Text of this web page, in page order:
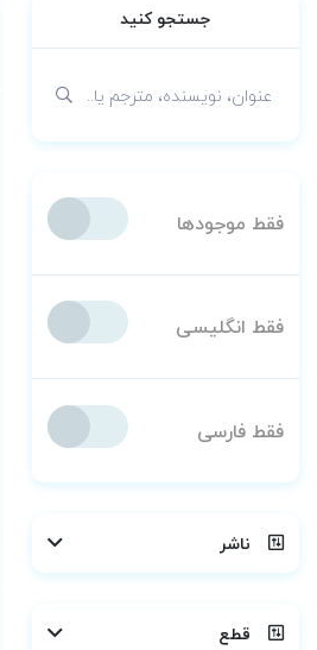
جستجو کنید
فقط موجودها
فقط انگلیسی
فقط فارسی
ناشر
قطع